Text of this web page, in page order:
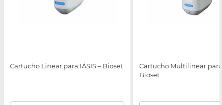
Cartucho Linear para IÁSIS – Bioset
Cartucho Multilinear para
Bioset